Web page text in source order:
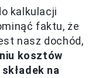
kalkulacji
faktu, że
nasz dochód,
kosztów
na